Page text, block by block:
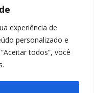
experiência de
personalizado e
todos”, você